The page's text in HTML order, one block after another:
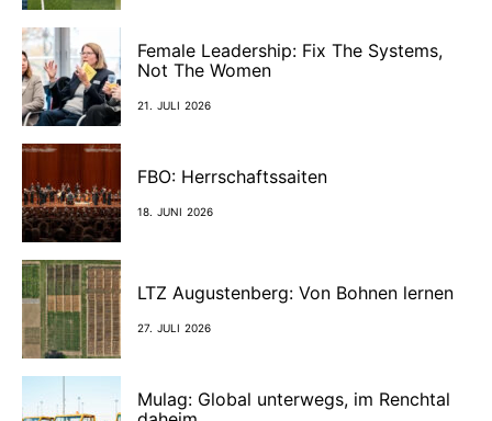
Female Leadership: Fix The Systems,
Not The Women
21. JULI 2026
FBO: Herrschaftssaiten
18. JUNI 2026
LTZ Augustenberg: Von Bohnen lernen
27. JULI 2026
Mulag: Global unterwegs, im Renchtal